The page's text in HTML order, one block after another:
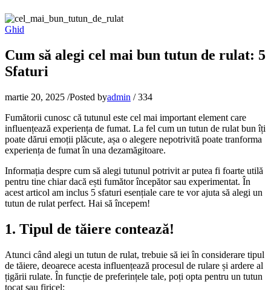
Ghid
Cum să alegi cel mai bun tutun de rulat: 5
Sfaturi
martie 20, 2025 /Posted byadmin / 334
Fumătorii cunosc că tutunul este cel mai important element care
influențează experiența de fumat. La fel cum un tutun de rulat bun îți
poate dărui emoții plăcute, așa o alegere nepotrivită poate tranforma
experiența de fumat în una dezamăgitoare.
Informația despre cum să alegi tutunul potrivit ar putea fi foarte utilă
pentru tine chiar dacă ești fumător începător sau experimentat. În
acest articol am inclus 5 sfaturi esențiale care te vor ajuta să alegi un
tutun de rulat perfect. Hai să începem!
1. Tipul de tăiere contează!
Atunci când alegi un tutun de rulat, trebuie să iei în considerare tipul
de tăiere, deoarece acesta influențează procesul de rulare și ardere al
țigării rulate. În funcție de preferințele tale, poți opta pentru un tutun
tocat sau firicel: